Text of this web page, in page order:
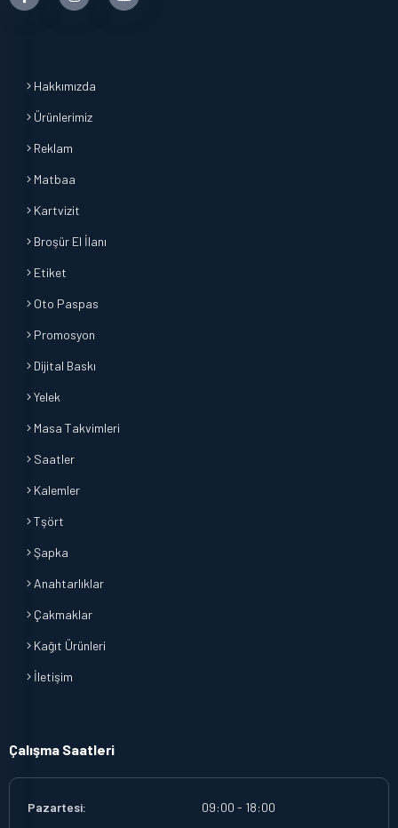
Hakkımızda
Ürünlerimiz
Reklam
Matbaa
Kartvizit
Broşür El İlanı
Etiket
Oto Paspas
Promosyon
Dijital Baskı
Yelek
Masa Takvimleri
Saatler
Kalemler
Tşört
Şapka
Anahtarlıklar
Çakmaklar
Kağıt Ürünleri
İletişim
Çalışma Saatleri
Pazartesi:
09:00 - 18:00